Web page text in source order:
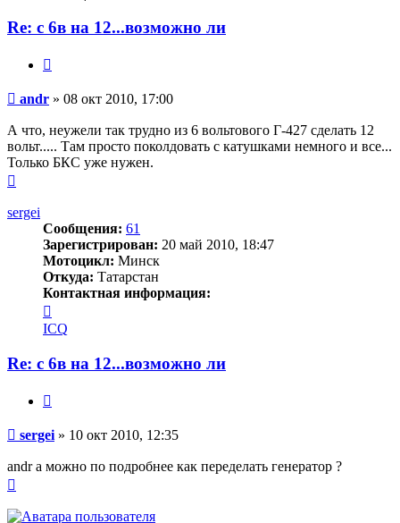
Re: с 6в на 12...возможно ли
Сообщение
andr » 08 окт 2010, 17:00
А что, неужели так трудно из 6 вольтового Г-427 сделать 12
вольт..... Там просто поколдовать с катушками немного и все...
Только БКС уже нужен.
началу
sergei
Сообщения: 61
Зарегистрирован: 20 май 2010, 18:47
Мотоцикл: Минск
Откуда: Татарстан
Контактная информация:
информация
пользователя
sergei
ICQ
Re: с 6в на 12...возможно ли
Сообщение
sergei » 10 окт 2010, 12:35
andr а можно по подробнее как переделать генератор ?
началу